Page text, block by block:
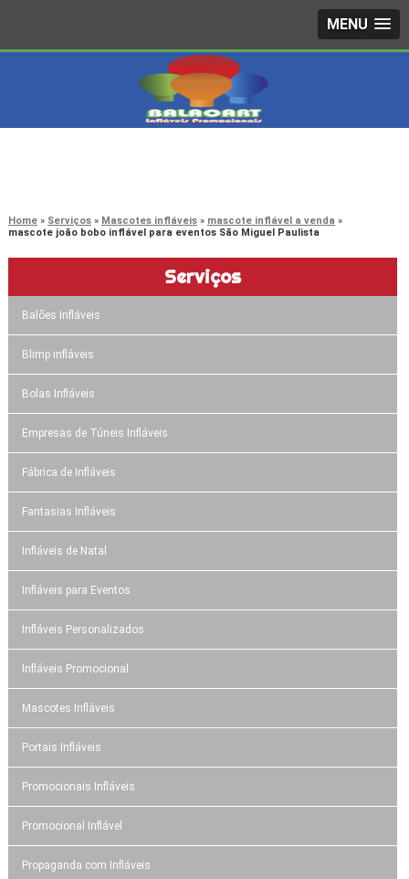
MENU
Home Serviços Mascotes infláveis
mascote inflável a venda
mascote joão bobo inflável para eventos São Miguel Paulista
Serviços
Balões Infláveis
Blimp infláveis
Bolas Infláveis
Empresas de Túneis Infláveis
Fábrica de Infláveis
Fantasias Infláveis
Infláveis de Natal
Infláveis para Eventos
Infláveis Personalizados
Infláveis Promocional
Mascotes Infláveis
Portais Infláveis
Promocionais Infláveis
Promocional Inflável
Propaganda com Infláveis